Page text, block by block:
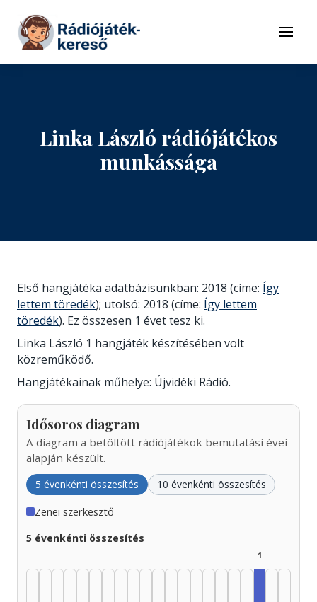
Tovább a tartalomhoz
Menü
Linka László rádiójátékos
munkássága
Első hangjátéka adatbázisunkban: 2018 (címe: Így
lettem töredék); utolsó: 2018 (címe: Így lettem
töredék). Ez összesen 1 évet tesz ki.
Linka László 1 hangjáték készítésében volt
közreműködő.
Hangjátékainak műhelye: Újvidéki Rádió.
Idősoros diagram
A diagram a betöltött rádiójátékok bemutatási évei
alapján készült.
5 évenkénti összesítés 10 évenkénti összesítés
Zenei szerkesztő
5 évenkénti összesítés
1